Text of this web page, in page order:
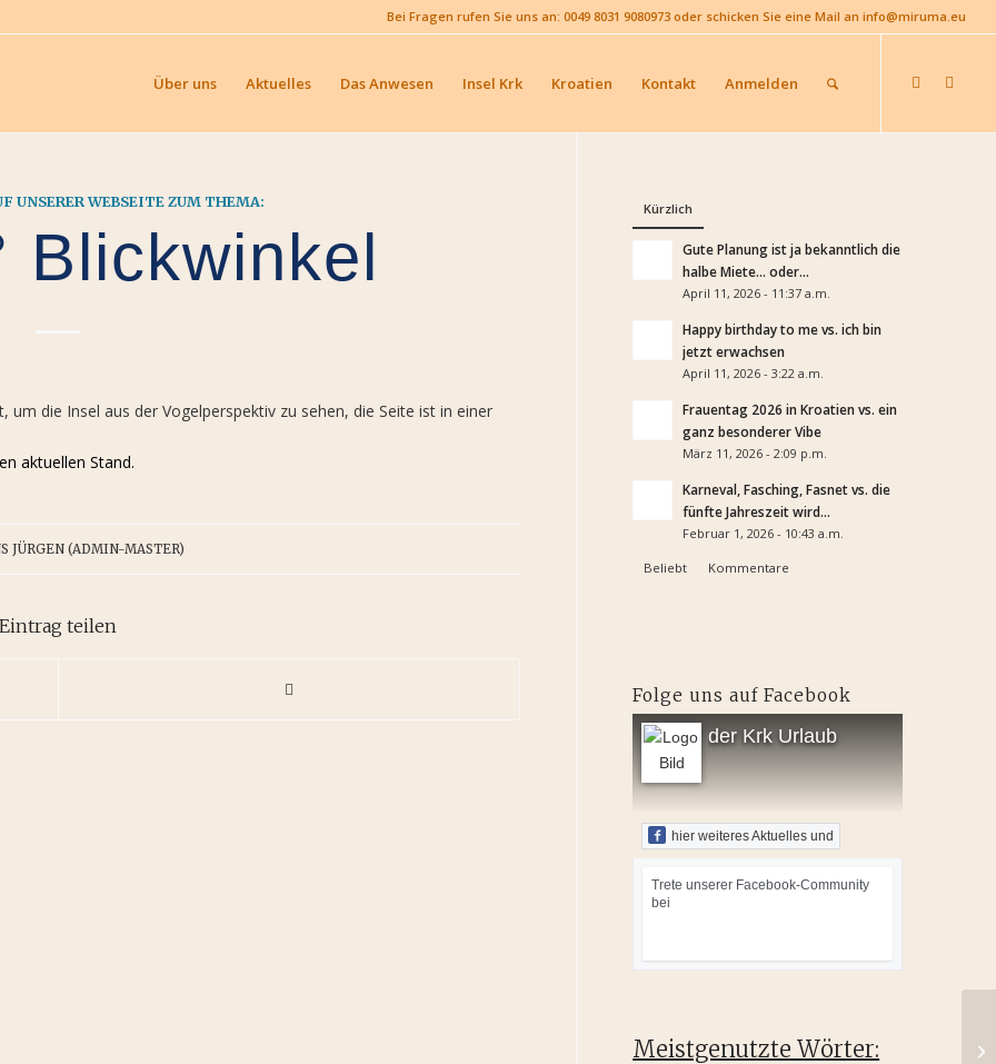
Bei Fragen rufen Sie uns an: 0049 8031 9080973 oder schicken Sie eine Mail an info@miruma.eu
Über uns Aktuelles Das Anwesen Insel Krk Kroatien Kontakt Anmelden
UNSERER WEBSEITE ZUM THEMA:
Blickwinkel
die Insel aus der Vogelperspektiv zu sehen, die Seite ist in einer
aktuellen Stand.
JÜRGEN (ADMIN-MASTER)
Eintrag teilen
Kürzlich
Gute Planung ist ja bekanntlich die
halbe Miete… oder...
April 11, 2026 - 11:37 a.m.
Happy birthday to me vs. ich bin
jetzt erwachsen
April 11, 2026 - 3:22 a.m.
Frauentag 2026 in Kroatien vs. ein
ganz besonderer Vibe
März 11, 2026 - 2:09 p.m.
Karneval, Fasching, Fasnet vs. die
fünfte Jahreszeit wird...
Februar 1, 2026 - 10:43 a.m.
Beliebt Kommentare
Folge uns auf Facebook
der Krk Urlaub
hier weiteres Aktuelles und
Trete unserer Facebook-Community
bei
Meistgenutzte Wörter: